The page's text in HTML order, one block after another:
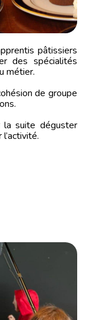
pâtissiers
des spécialités
métier.
de groupe
la suite déguster